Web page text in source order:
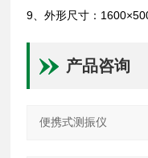
9、外形尺寸：
产品咨询